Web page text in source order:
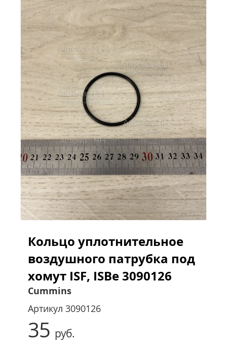
Кольцо уплотнительное
воздушного патрубка под
хомут ISF, ISBe 3090126
Cummins
Артикул 3090126
35 руб.